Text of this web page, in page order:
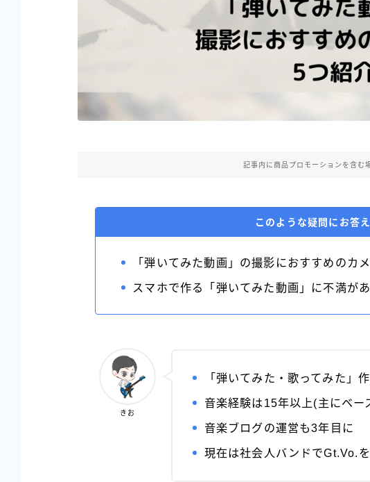
記事内に商品プロモーションを含む
このような疑問にお答
「弾いてみた動画」の撮影におすすめのカ
スマホで作る「弾いてみた動画」に不満が
きお
「弾いてみた・歌ってみた」
音楽経験は15年以上(主にベー
音楽ブログの運営も3年目に
現在は社会人バンドでGt.Vo.